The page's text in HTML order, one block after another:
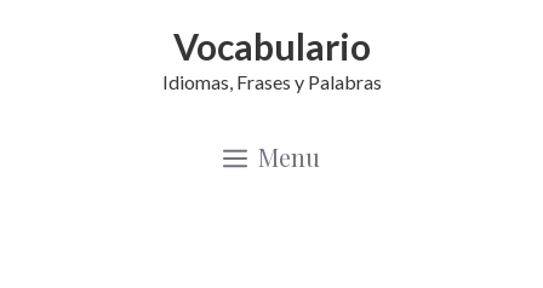
Vocabulario
Idiomas, Frases y Palabras
Menu